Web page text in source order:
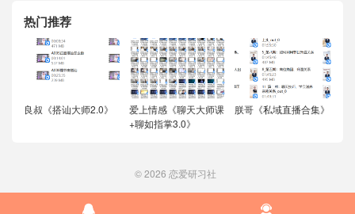
热门推荐
良叔《搭讪大师2.0》
爱上情感《聊天大师课
+聊如指掌3.0》
朕哥《私域直播合集》
© 2026 恋爱研习社
 